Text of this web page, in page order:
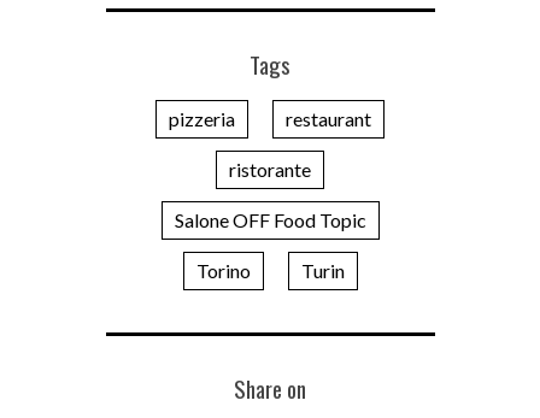
Tags
pizzeria restaurant
ristorante
Salone OFF Food Topic
Torino Turin
Share on